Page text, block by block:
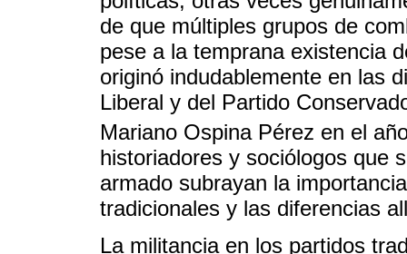
de que múltiples grupos de
pese a la temprana existencia
originó indudablemente en las
Liberal y del Partido
Mariano Ospina Pérez en el
historiadores y sociólogos que
armado subrayan la
tradicionales y las diferencias
La militancia en los partidos